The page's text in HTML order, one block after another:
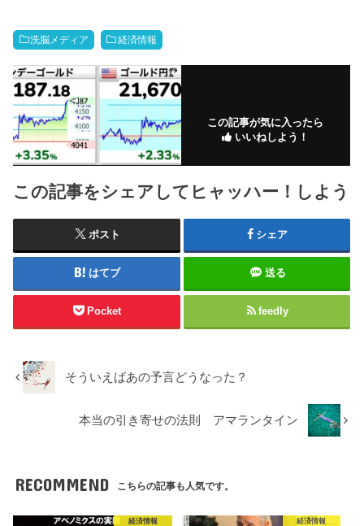
洗脳メディア 経済情報
この記事が気に入ったら
いいねしよう！
この記事をシェアしてヒャッハー！しよう
ポスト シェア
はてブ 送る
Pocket feedly
そういえばあの予言どうなった？
本当の引き寄せの法則 アマランタイン
RECOMMEND こちらの記事も人気です。
経済情報 経済情報